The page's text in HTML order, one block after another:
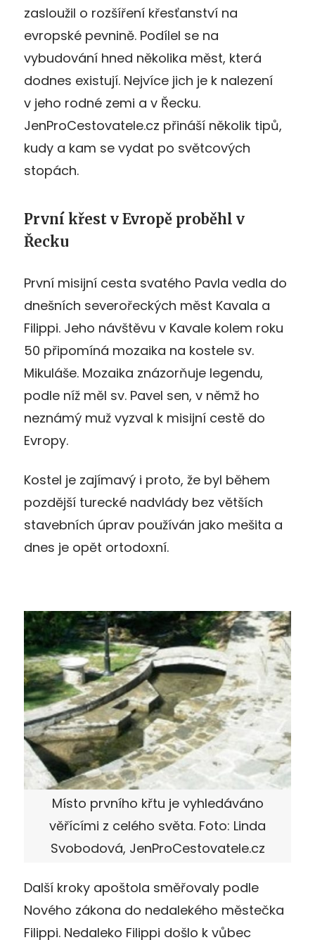
zasloužil o rozšíření křesťanství na
evropské pevnině. Podílel se na
vybudování hned několika měst, která
dodnes existují. Nejvíce jich je k nalezení
v jeho rodné zemi a v Řecku.
JenProCestovatele.cz přináší několik tipů,
kudy a kam se vydat po světcových
stopách.
První křest v Evropě proběhl v
Řecku
První misijní cesta svatého Pavla vedla do
dnešních severořeckých měst Kavala a
Filippi. Jeho návštěvu v Kavale kolem roku
50 připomíná mozaika na kostele sv.
Mikuláše. Mozaika znázorňuje legendu,
podle níž měl sv. Pavel sen, v němž ho
neznámý muž vyzval k misijní cestě do
Evropy.
Kostel je zajímavý i proto, že byl během
pozdější turecké nadvlády bez větších
stavebních úprav používán jako mešita a
dnes je opět ortodoxní.
Místo prvního křtu je vyhledáváno
věřícími z celého světa. Foto: Linda
Svobodová, JenProCestovatele.cz
Další kroky apoštola směřovaly podle
Nového zákona do nedalekého městečka
Filippi. Nedaleko Filippi došlo k vůbec